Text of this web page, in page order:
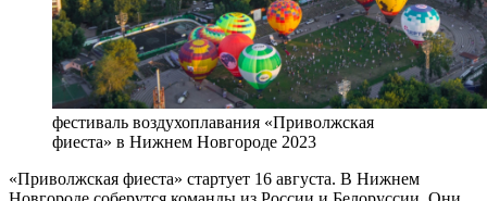
фестиваль воздухоплавания «Приволжская
фиеста» в Нижнем Новгороде 2023
«Приволжская фиеста» стартует 16 августа. В Нижнем